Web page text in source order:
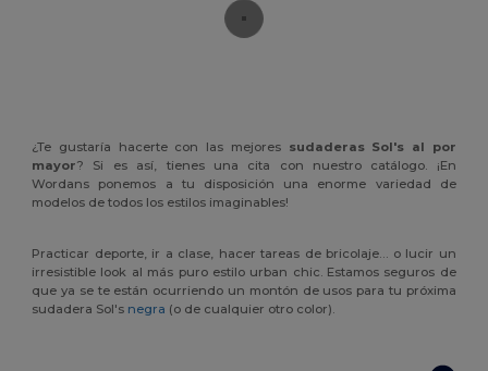
¿Te gustaría hacerte con las mejores sudaderas Sol's al por
mayor? Si es así, tienes una cita con nuestro catálogo. ¡En
Wordans ponemos a tu disposición una enorme variedad de
modelos de todos los estilos imaginables!
Practicar deporte, ir a clase, hacer tareas de bricolaje… o lucir un
irresistible look al más puro estilo urban chic. Estamos seguros de
que ya se te están ocurriendo un montón de usos para tu próxima
sudadera Sol's negra (o de cualquier otro color).